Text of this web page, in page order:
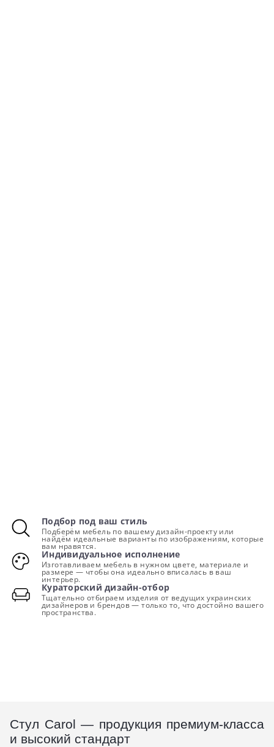
Подбор под ваш стиль
Подберём мебель по вашему дизайн-проекту или
найдём идеальные варианты по изображениям, которые
вам нравятся.
Индивидуальное исполнение
Изготавливаем мебель в нужном цвете, материале и
размере — чтобы она идеально вписалась в ваш
интерьер.
Кураторский дизайн-отбор
Тщательно отбираем изделия от ведущих украинских
дизайнеров и брендов — только то, что достойно вашего
пространства.
Cтул Carol — продукция премиум-класса
и высокий стандарт